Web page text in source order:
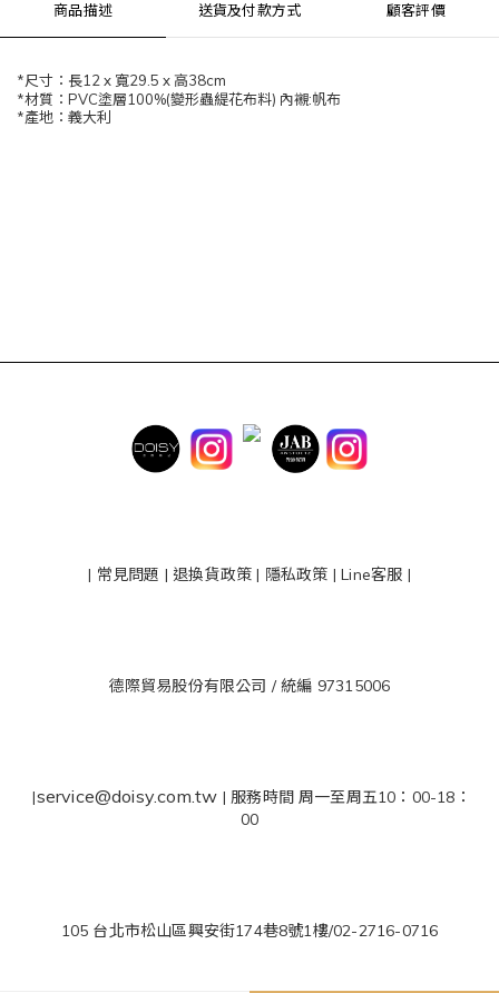
商品描述 送貨及付款方式 顧客評價
*尺寸：長12 x 寬29.5 x 高38cm
*材質：PVC塗層100%(變形蟲緹花布料) 內襯:帆布
*產地：義大利
| 常見問題 | 退換貨政策 | 隱私政策 |Line客服 |
德際貿易股份有限公司 / 統編 97315006
|service@doisy.com.tw | 服務時間 周一至周五10：00-18：
00
105 台北市松山區興安街174巷8號1樓/02-2716-0716